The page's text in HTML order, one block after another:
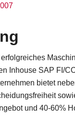
Inhouse SAP FI/
bietet
und 40-60%